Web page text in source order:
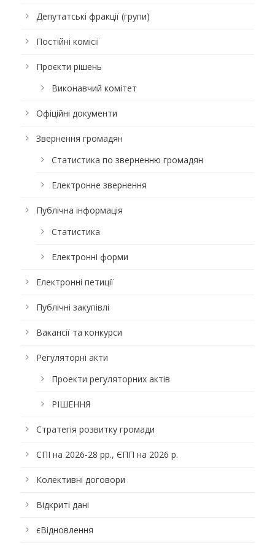
Депутатські фракції (групи)
Постійні комісії
Проєкти рішень
Виконавчий комітет
Офіційні документи
Звернення громадян
Статистика по зверненню громадян
Електронне звернення
Публічна інформація
Статистика
Електронні форми
Електронні петиції
Публічні закупівлі
Вакансії та конкурси
Регуляторні акти
Проекти регуляторних актів
РІШЕННЯ
Стратегія розвитку громади
СПІ на 2026-28 рр., ЄПП на 2026 р.
Колективні договори
Відкриті дані
єВідновлення